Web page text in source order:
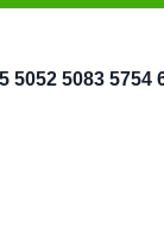
5083 5754